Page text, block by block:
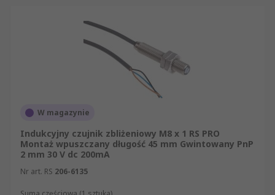
Przed montażem należy sprawdzić kartę
katalogową czujnika, wymagany odstęp od innych
elementów, zalecenia dotyczące ekranowania
oraz kompatybilność wyjścia z wejściem
sterownika PLC lub modułu I/O. Czujniki o
podobnym zasięgu nie muszą być zamienne,
ponieważ mogą różnić się technologią detekcji,
częstotliwością przełączania, strefą martwą,
odpornością środowiskową i sposobem
podłączenia.
Oferta RS
W magazynie
Indukcyjny czujnik zbliżeniowy M8 x 1 RS PRO
Montaż wpuszczany długość 45 mm Gwintowany PnP
2 mm 30 V dc 200mA
Nr art. RS 206-6135